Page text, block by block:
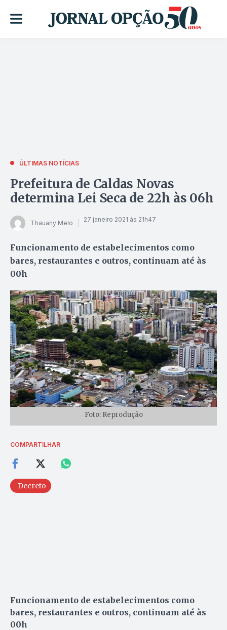
ÚLTIMAS NOTÍCIAS
Prefeitura de Caldas Novas
determina Lei Seca de 22h às 06h
Thauany Melo 27 janeiro 2021 às 21h47
Funcionamento de estabelecimentos como
bares, restaurantes e outros, continuam até às
00h
Foto: Reprodução
COMPARTILHAR
Decreto
Funcionamento de estabelecimentos como
bares, restaurantes e outros, continuam até às
00h